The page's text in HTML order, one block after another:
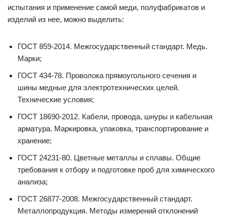
испытания и применение самой меди, полуфабрикатов и
изделий из нее, можно выделить:
ГОСТ 859-2014. Межгосударственный стандарт. Медь.
Марки;
ГОСТ 434-78. Проволока прямоугольного сечения и
шины медные для электротехнических целей.
Технические условия;
ГОСТ 18690-2012. Кабели, провода, шнуры и кабельная
арматура. Маркировка, упаковка, транспортирование и
хранение;
ГОСТ 24231-80. Цветные металлы и сплавы. Общие
требования к отбору и подготовке проб для химического
анализа;
ГОСТ 26877-2008. Межгосударственный стандарт.
Металлопродукция. Методы измерений отклонений